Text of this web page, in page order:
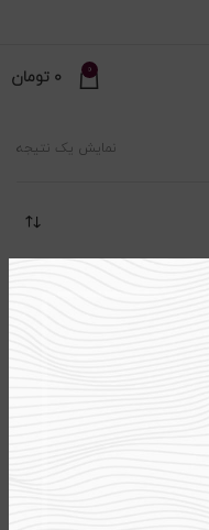
0
0 تومان
نمایش یک نتیجه